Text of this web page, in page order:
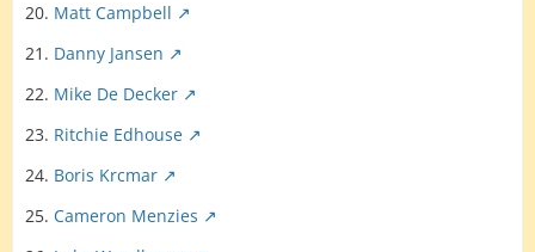
20. Matt Campbell
21. Danny Jansen
22. Mike De Decker
23. Ritchie Edhouse
24. Boris Krcmar
25. Cameron Menzies